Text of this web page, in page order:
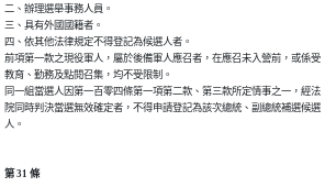
二、辦理選舉事務人員。
三、具有外國國籍者。
四、依其他法律規定不得登記為候選人者。
前項第一款之現役軍人，屬於後備軍人應召者，在應召未入營前，或係受
教育、勤務及點閱召集，均不受限制。
同一組當選人因第一百零四條第一項第二款、第三款所定情事之一，經法
院同時判決當選無效確定者，不得申請登記為該次總統、副總統補選候選
人。
第 31 條